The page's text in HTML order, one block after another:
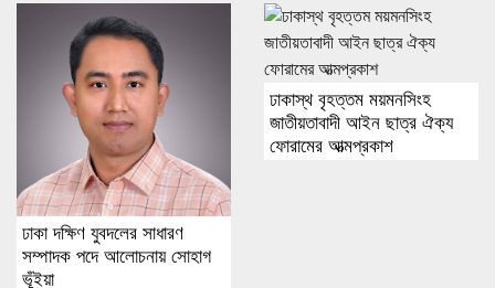
ঢাকা দক্ষিণ যুবদলের সাধারণ
সম্পাদক পদে আলোচনায় সোহাগ
ভূঁইয়া
ঢাকাস্থ বৃহত্তম ময়মনসিংহ
জাতীয়তাবাদী আইন ছাত্র ঐক্য
ফোরামের আত্মপ্রকাশ